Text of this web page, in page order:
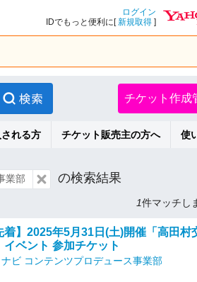
ログイン
IDでもっと便利に[新規取得 ]
チケット作成
れる方 チケット販売主の方へ 使
業部 の検索結果
1件マッチし
着】2025年5月31日(土)開催「高田村
イベント 参加チケット
ナビ コンテンツプロデュース事業部